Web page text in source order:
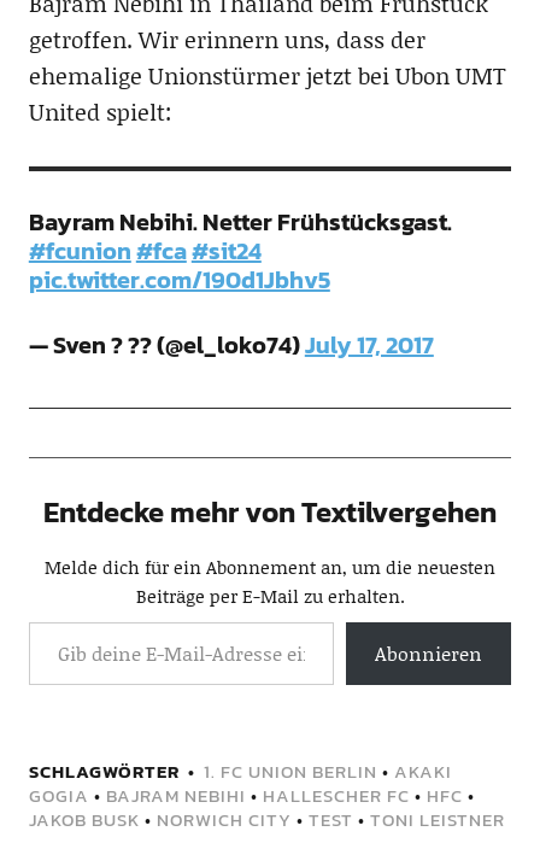
getroffen. Wir erinnern uns, dass der
ehemalige Unionstürmer jetzt bei Ubon UMT
United spielt:
Bayram Nebihi. Netter Frühstücksgast.
#fcunion#fca#sit24
pic.twitter.com/190d1Jbhv5
— Sven ? ?? (@el_loko74)July 17, 2017
Entdecke mehr von Textilvergehen
Melde dich für ein Abonnement an, um die neuesten
Beiträge per E-Mail zu erhalten.
Abonnieren
SCHLAGWÖRTER 1. FC UNION BERLIN • AKAKI
GOGIA • BAJRAM NEBIHI • HALLESCHER FC • HFC •
JAKOB BUSK • NORWICH CITY • TEST • TONI LEISTNER